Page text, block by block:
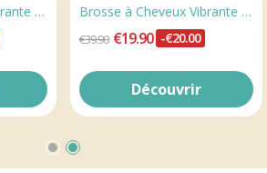
Brosse à Cheveux Vibrante Vibraliss Black Brosse à Cheveux Vibrante Vibraliss Pink
€39.90 €19.90 -€20.00
Découvrir